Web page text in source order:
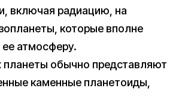
включая радиацию, на
которые вполне
ее атмосферу.
планеты обычно представляют
каменные планетоиды,